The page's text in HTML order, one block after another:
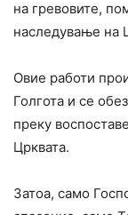
на гревовите,
наследување на
Овие работи
Голгота и се
преку
Црквата.
Затоа, само